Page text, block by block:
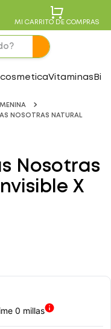
MI CARRITO DE COMPRAS
Vitaminas
NOSOTRAS NATURAL
Nosotras
X
0 millas